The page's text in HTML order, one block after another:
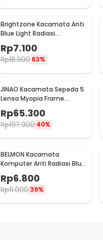
Brightzone Kacamata Anti
Blue Light Radiasi
Rp7.100
Rp18.900 63%
JINAO Kacamata Sepeda 5
Lensa Myopia Frame
Outdoor Cycling
Sunglasses - 0089
Rp65.300
Rp107.900 40%
BELMON Kacamata
Komputer Anti Radiasi Blue
Light - BL8084
Rp6.800
Rp11.00039%